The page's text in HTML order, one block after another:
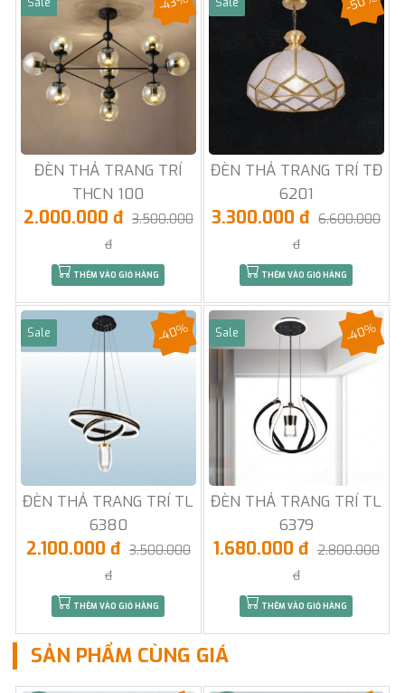
ĐÈN THẢ TRANG TRÍ
THCN 100
2.000.000 đ 3.500.000
đ
THÊM VÀO GIỎ HÀNG
ĐÈN THẢ TRANG TRÍ TĐ
6201
3.300.000 đ 6.600.000
đ
THÊM VÀO GIỎ HÀNG
Sale
ĐÈN THẢ TRANG TRÍ TL
6380
-40%
2.100.000 đ 3.500.000
đ
THÊM VÀO GIỎ HÀNG
Sale
ĐÈN THẢ TRANG TRÍ TL
6379
-40%
1.680.000 đ 2.800.000
đ
THÊM VÀO GIỎ HÀNG
SẢN PHẨM CÙNG GIÁ